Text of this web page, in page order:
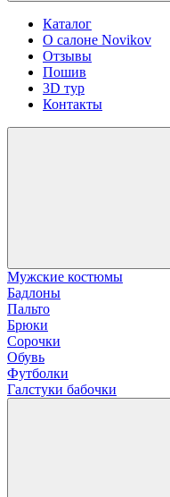
Каталог
О салоне Novikov
Отзывы
Пошив
3D тур
Контакты
Мужские костюмы
Бадлоны
Пальто
Брюки
Сорочки
Обувь
Футболки
Галстуки бабочки